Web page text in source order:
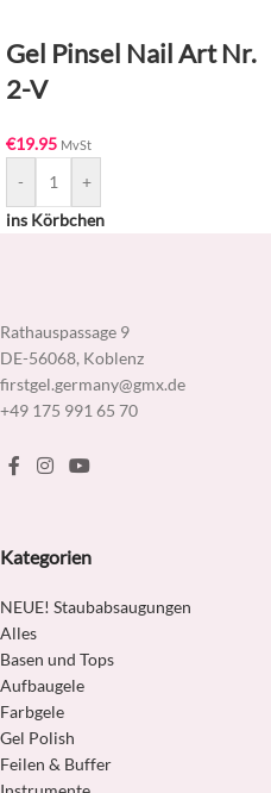
Gel Pinsel Nail Art Nr.
2-V
€19.95 MvSt
-
+
ins Körbchen
Rathauspassage 9
DE-56068, Koblenz
firstgel.germany@gmx.de
+49 175 991 65 70
Kategorien
NEUE! Staubabsaugungen
Alles
Basen und Tops
Aufbaugele
Farbgele
Gel Polish
Feilen & Buffer